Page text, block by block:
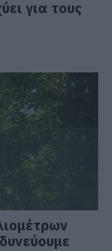
για τους